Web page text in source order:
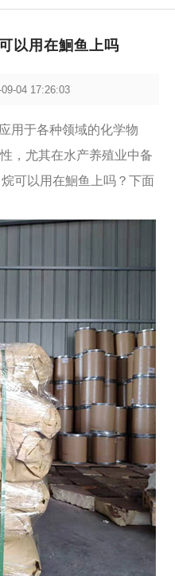
以用在鮰鱼上吗
04 17:26:03
用于各种领域的化学物
，尤其在水产养殖业中备
可以用在鮰鱼上吗？下面